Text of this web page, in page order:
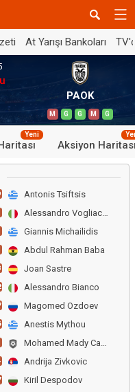
At Yarışı Bankoları
PAOK
M G G M G
Yeni
Aksiyon
Antonis Tsiftsis
Alessandro Vogliacco
Giannis Michailidis
Abdul Rahman Baba
Joan Sastre
Alessandro Bianco
Magomed Ozdoev
Anestis Mythou
Mohamed Mady Camara
Andrija Zivkovic
Kiril Despodov